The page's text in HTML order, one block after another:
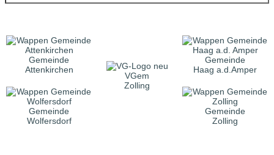
Gemeinde
Attenkirchen
VGem
Zolling
Gemeinde
Haag a.d.Amper
Gemeinde
Wolfersdorf
Gemeinde
Zolling